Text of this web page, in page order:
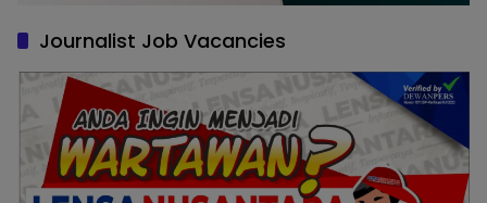
Journalist Job Vacancies